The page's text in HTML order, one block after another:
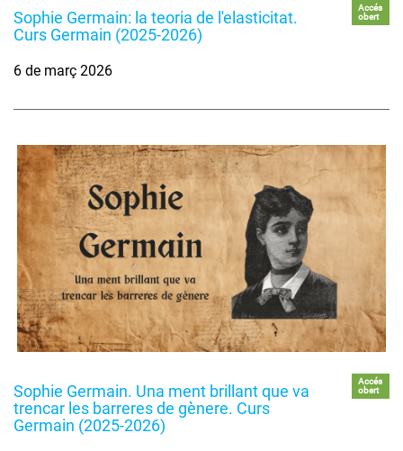
Sophie Germain: la teoria de l'elasticitat.
Curs Germain (2025-2026)
Accés
obert
6 de març 2026
Sophie Germain. Una ment brillant que va
trencar les barreres de gènere. Curs
Germain (2025-2026)
Accés
obert